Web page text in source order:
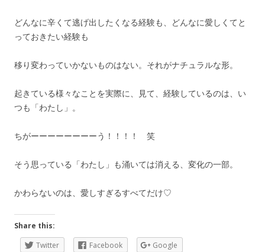
どんなに辛くて逃げ出したくなる経験も、どんなに愛しくてと
っておきたい経験も
移り変わっていかないものはない。それがナチュラルな形。
起きている様々なことを実際に、見て、経験しているのは、い
つも「わたし」。
ちがーーーーーーーーう！！！！ 笑
そう思っている「わたし」も涌いては消える、変化の一部。
かわらないのは、愛しすぎるすべてだけ♡
Share this:
Twitter
Facebook Google